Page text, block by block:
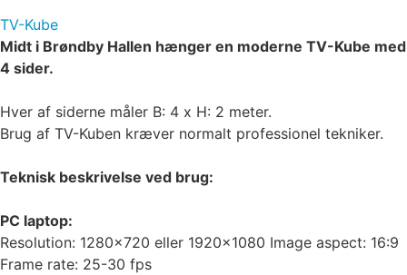
TV-Kube
Midt i Brøndby Hallen hænger en moderne TV-Kube med
4 sider.
Hver af siderne måler B: 4 x H: 2 meter.
Brug af TV-Kuben kræver normalt professionel tekniker.
Teknisk beskrivelse ved brug:
PC laptop:
Resolution: 1280×720 eller 1920×1080 Image aspect: 16:9
Frame rate: 25-30 fps